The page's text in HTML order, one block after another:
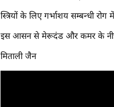
स्त्रियों के लिए गर्भाशय सम्बन्धी
इस आसन से मेरूदंड और कमर के नीचे
मिताली जैन